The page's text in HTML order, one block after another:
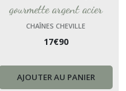
gourmette argent acier
inoxydable chaîne, bijou de
pied plage chaîne cheville
chevillere France
CHAÎNES CHEVILLE
17€90
AJOUTER AU PANIER